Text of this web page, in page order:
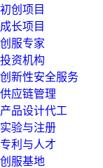
初创项目
成长项目
创服专家
投资机构
创新性安全服务
供应链管理
产品设计代工
实验与注册
专利与人才
创服基地